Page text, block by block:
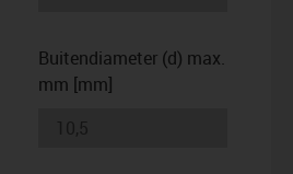
Buitendiameter (d) max.
mm [mm]